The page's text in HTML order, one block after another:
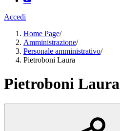
Accedi
Home Page/
Amministrazione/
Personale amministrativo/
Pietroboni Laura
Pietroboni Laura